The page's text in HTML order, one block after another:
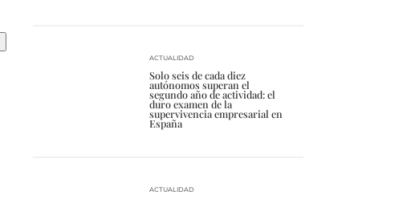
Solo seis de cada diez
autónomos superan el
segundo año de actividad: el
duro examen de la
supervivencia empresarial en
España
ACTUALIDAD
ACTUALIDAD